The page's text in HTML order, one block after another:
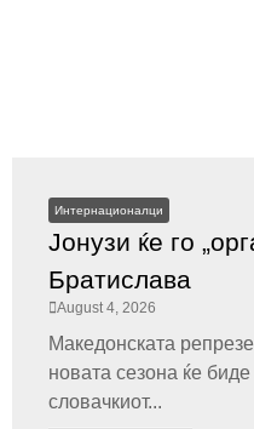
Интернационалци
Јонузи ќе го
Братислава
August 4, 2026
Македонската
новата сезона ќе
словачкиот...